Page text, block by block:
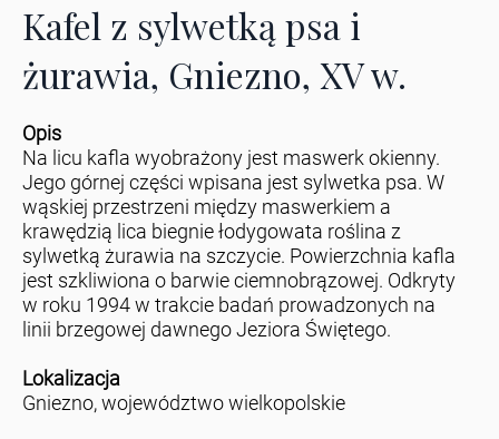
Kafel z sylwetką psa i
żurawia, Gniezno, XV w.
Opis
Na licu kafla wyobrażony jest maswerk okienny.
Jego górnej części wpisana jest sylwetka psa. W
wąskiej przestrzeni między maswerkiem a
krawędzią lica biegnie łodygowata roślina z
sylwetką żurawia na szczycie. Powierzchnia kafla
jest szkliwiona o barwie ciemnobrązowej. Odkryty
w roku 1994 w trakcie badań prowadzonych na
linii brzegowej dawnego Jeziora Świętego.
Lokalizacja
Gniezno, województwo wielkopolskie